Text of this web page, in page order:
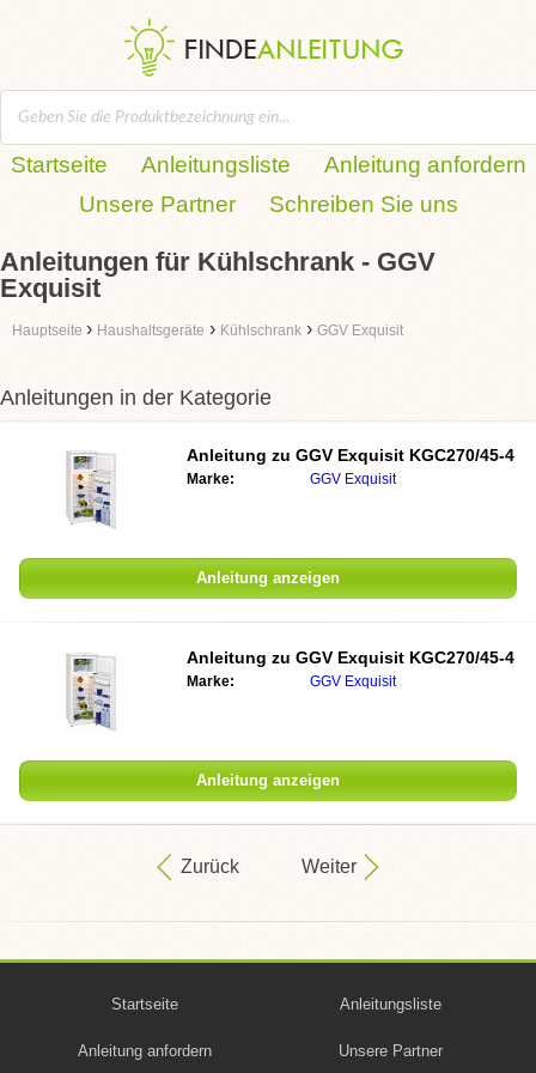
Startseite Anleitungsliste
Anleitung anfordern
Unsere Partner
Schreiben Sie uns
Anleitungen für Kühlschrank - GGV
Exquisit
Hauptseite › Haushaltsgeräte › Kühlschrank › GGV Exquisit
Anleitungen in der Kategorie
Anleitung zu GGV Exquisit KGC270/45-4
Marke: GGV Exquisit
Anleitung anzeigen
Anleitung zu GGV Exquisit KGC270/45-4
Marke: GGV Exquisit
Anleitung anzeigen
Zurück Weiter
Startseite Anleitungsliste
Anleitung anfordern Unsere Partner